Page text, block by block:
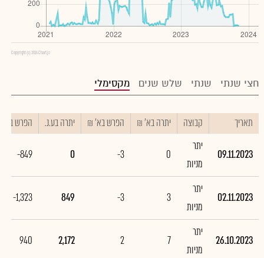
Copyright (c) 2016 Chart.js
חצי שנתי שנתי שלש שנים מקסימלי
תאריך קבוצה יתרה בא' ₪ הפרש בא' ₪ יתרה בע.נ. הפרש בע.נ.
09.11.2023
יתר
מניות
0
-3
0
-849
02.11.2023
יתר
מניות
3
-3
849
-1,323
26.10.2023
יתר
מניות
7
2
2,172
940